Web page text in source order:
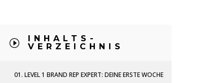
I
INHALTS-
VERZEICHNIS
01. LEVEL 1 BRAND REP EXPERT: DEINE ERSTE WOCHE